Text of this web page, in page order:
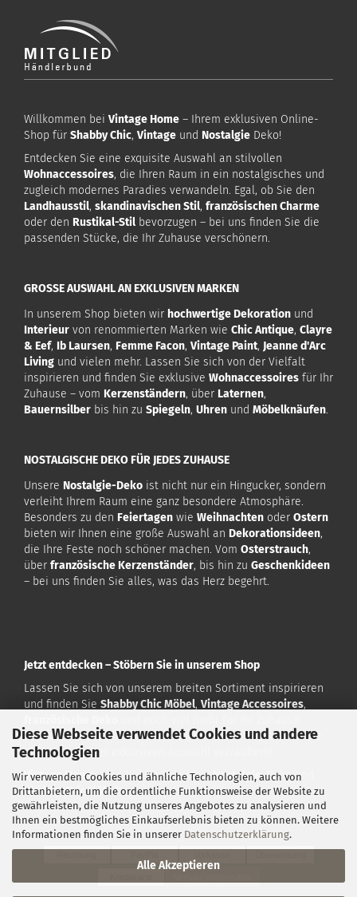
Diese Webseite verwendet Cookies und andere
Technologien
Wir verwenden Cookies und ähnliche Technologien, auch von
Drittanbietern, um die ordentliche Funktionsweise der Website zu
gewährleisten, die Nutzung unseres Angebotes zu analysieren und
Ihnen ein bestmögliches Einkaufserlebnis bieten zu können. Weitere
Informationen finden Sie in unserer Datenschutzerklärung.
Alle Akzeptieren
Willkommen bei Vintage Home – Ihrem exklusiven Online-
Shop für Shabby Chic, Vintage und Nostalgie Deko!
Entdecken Sie eine exquisite Auswahl an stilvollen
Wohnaccessoires, die Ihren Raum in ein nostalgisches und
zugleich modernes Paradies verwandeln. Egal, ob Sie den
Landhausstil, skandinavischen Stil, französischen Charme
oder den Rustikal-Stil bevorzugen – bei uns finden Sie die
passenden Stücke, die Ihr Zuhause verschönern.
GROSSE AUSWAHL AN EXKLUSIVEN MARKEN
In unserem Shop bieten wir hochwertige Dekoration und
Interieur von renommierten Marken wie Chic Antique, Clayre
& Eef, Ib Laursen, Femme Facon, Vintage Paint, Jeanne d'Arc
Living und vielen mehr. Lassen Sie sich von der Vielfalt
inspirieren und finden Sie exklusive Wohnaccessoires für Ihr
Zuhause – vom Kerzenständern, über Laternen,
Bauernsilber bis hin zu Spiegeln, Uhren und Möbelknäufen.
NOSTALGISCHE DEKO FÜR JEDES ZUHAUSE
Unsere Nostalgie-Deko ist nicht nur ein Hingucker, sondern
verleiht Ihrem Raum eine ganz besondere Atmosphäre.
Besonders zu den Feiertagen wie Weihnachten oder Ostern
bieten wir Ihnen eine große Auswahl an Dekorationsideen,
die Ihre Feste noch schöner machen. Vom Osterstrauch,
über französische Kerzenständer, bis hin zu Geschenkideen
– bei uns finden Sie alles, was das Herz begehrt.
Jetzt entdecken – Stöbern Sie in unserem Shop
Lassen Sie sich von unserem breiten Sortiment inspirieren
und finden Sie Shabby Chic Möbel, Vintage Accessoires,
Besuchen Sie uns aufwww.vintagehome.de und lassen Sie
sich von unserer exklusiven Auswahl verzaubern!
Vintage Home– Ihr Ziel für exklusiveNostalgie-Deko und
Shabby Chic Möbel!
Zahlarten: